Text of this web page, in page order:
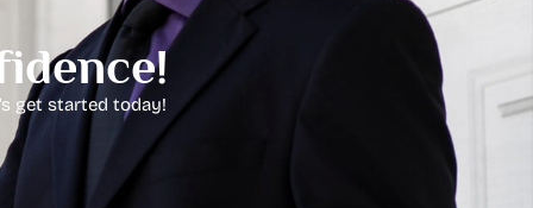
get started today!